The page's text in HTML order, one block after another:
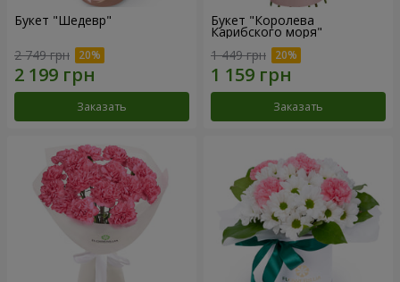
Букет "Шедевр"
2 749 грн
Заказать
Букет "Королева
Карибского моря"
1 449 грн
Заказать